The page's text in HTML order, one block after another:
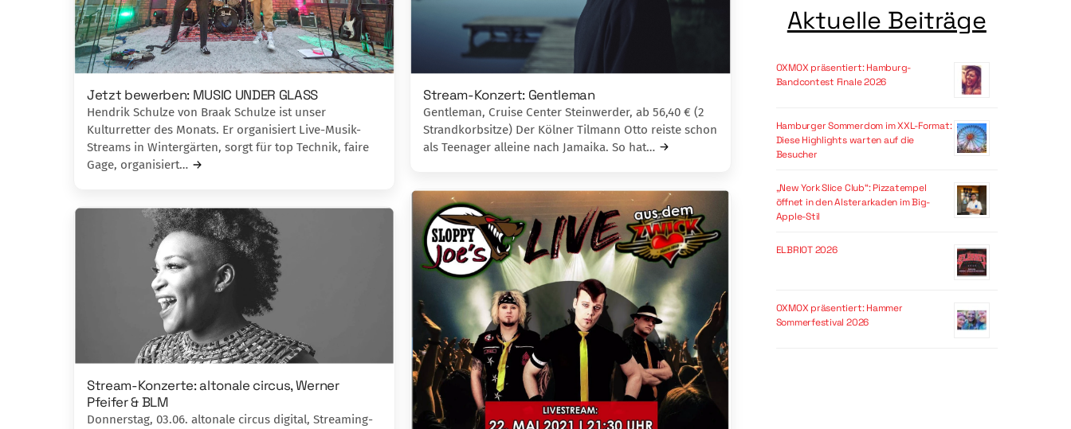
Jetzt bewerben: MUSIC UNDER GLASS
Hendrik Schulze von Braak Schulze ist unser
Kulturretter des Monats. Er organisiert Live-Musik-
Streams in Wintergärten, sorgt für top Technik, faire
Gage, organisiert…
Stream-Konzert: Gentleman
Gentleman, Cruise Center Steinwerder, ab 56,40 € (2
Strandkorbsitze) Der Kölner Tilmann Otto reiste schon
als Teenager alleine nach Jamaika. So hat…
Stream-Konzerte: altonale circus, Werner
Pfeifer & BLM
Donnerstag, 03.06. altonale circus digital, Streaming-
Aktuelle Beiträge
OXMOX präsentiert: Hamburg-
Bandcontest Finale 2026
Hamburger Sommerdom im XXL-Format:
Diese Highlights warten auf die
Besucher
„New York Slice Club“: Pizzatempel
öffnet in den Alsterarkaden im Big-
Apple-Stil
ELBRIOT 2026
OXMOX präsentiert: Hammer
Sommerfestival 2026